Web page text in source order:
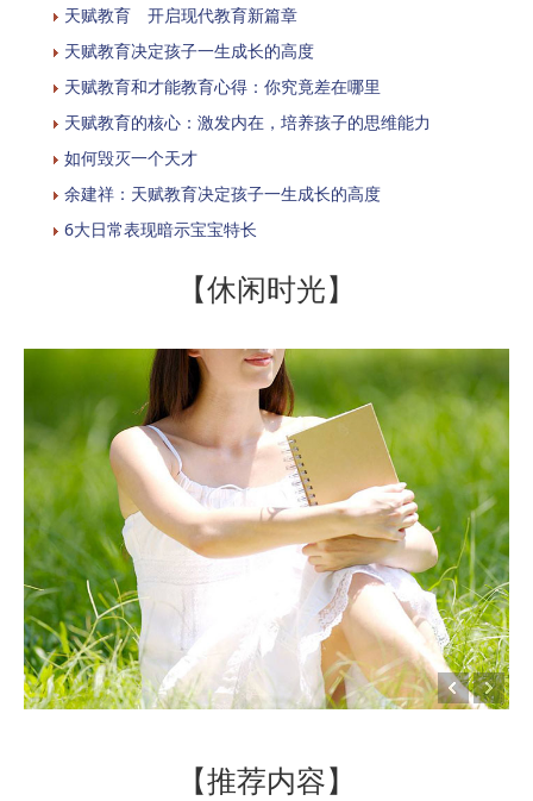
天赋教育 开启现代教育新篇章
天赋教育决定孩子一生成长的高度
天赋教育和才能教育心得：你究竟差在哪里
天赋教育的核心：激发内在，培养孩子的思维能力
如何毁灭一个天才
余建祥：天赋教育决定孩子一生成长的高度
6大日常表现暗示宝宝特长
【休闲时光】
【推荐内容】